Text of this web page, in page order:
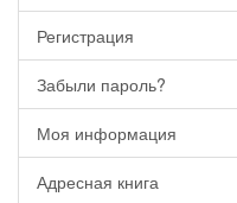
Регистрация
Забыли пароль?
Моя информация
Адресная книга